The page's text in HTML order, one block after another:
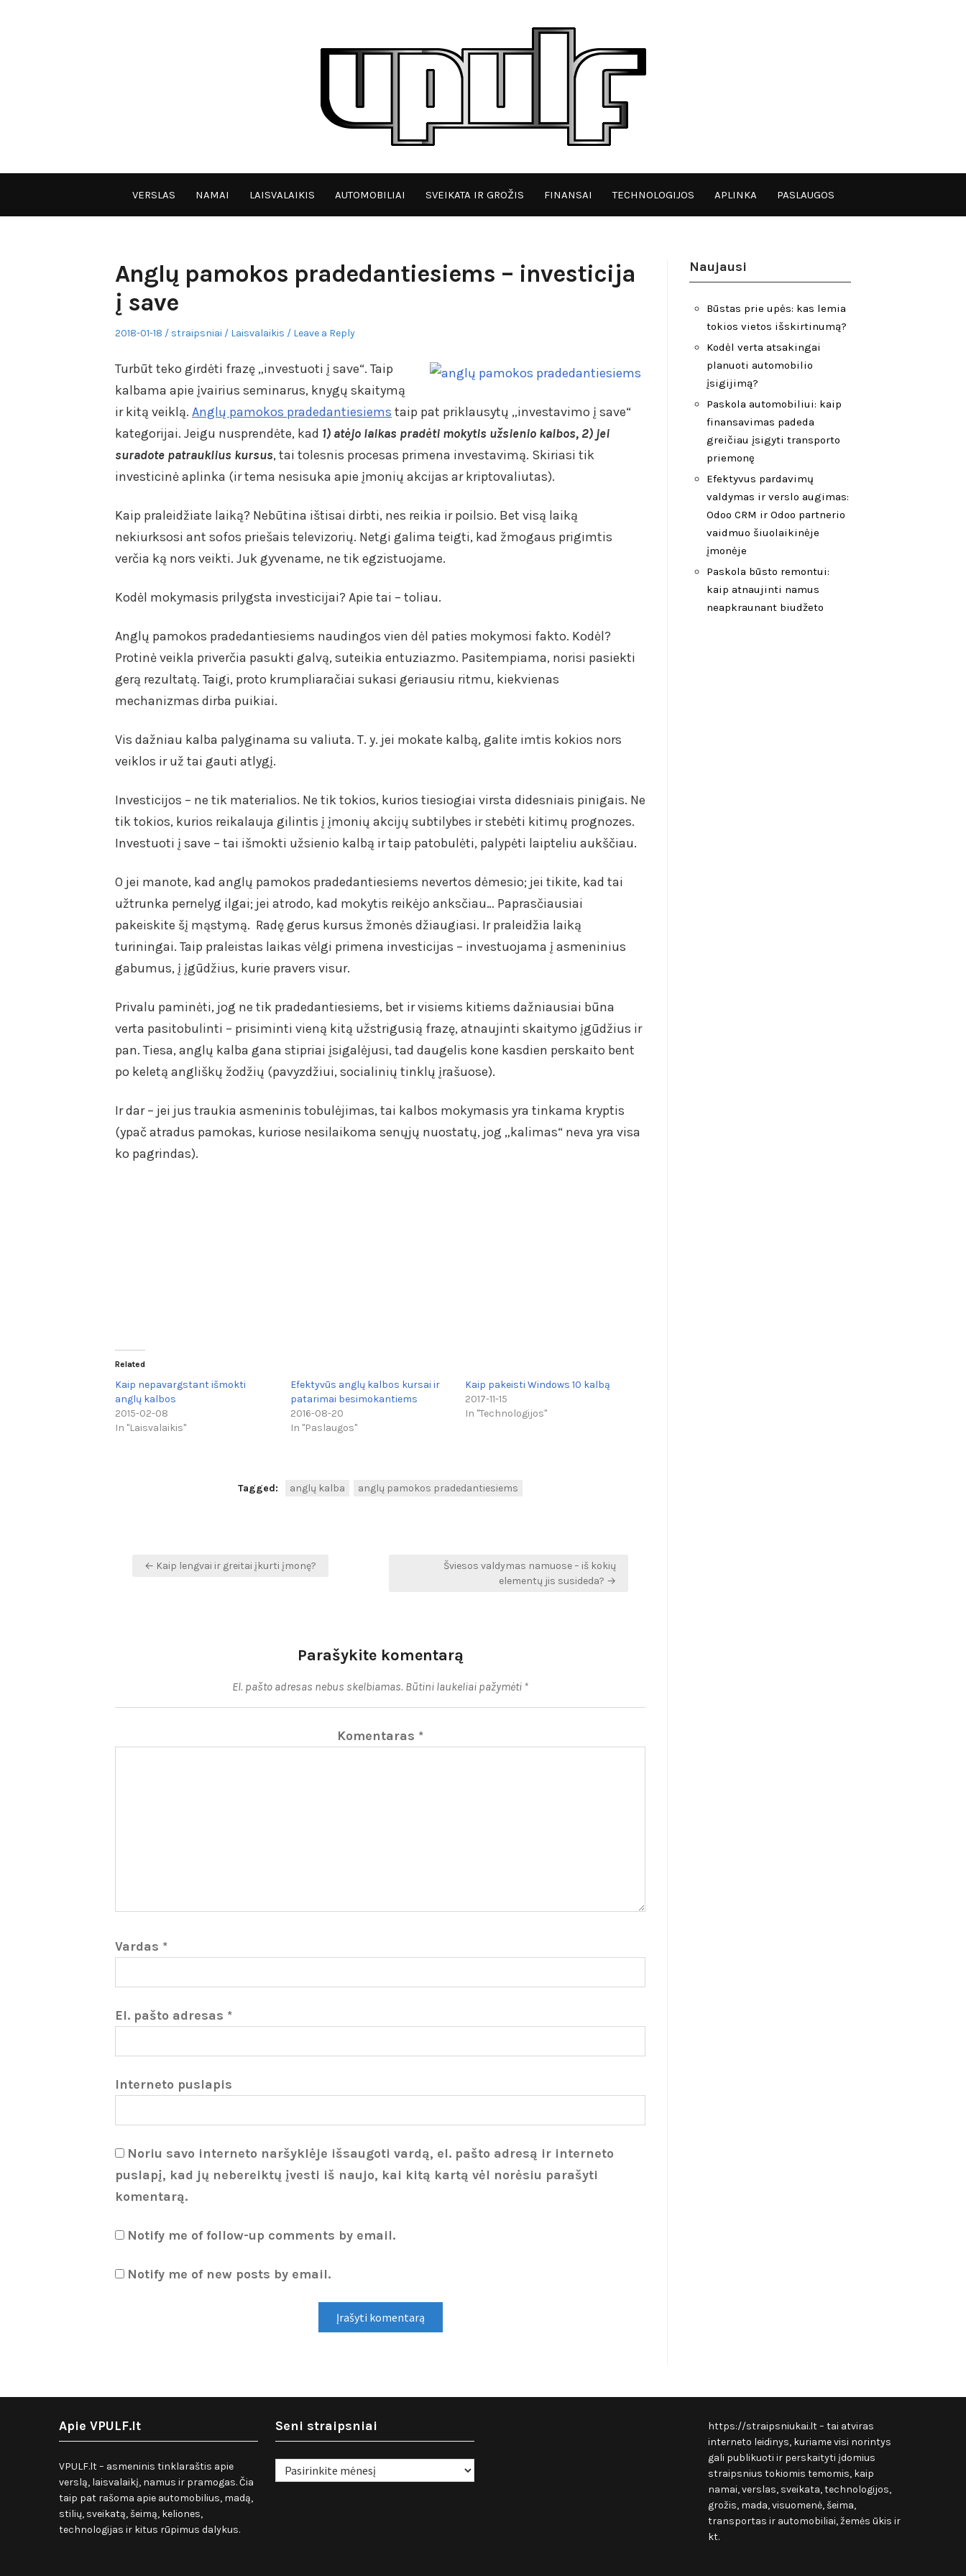
VPULF
VERSLAS NAMAI LAISVALAIKIS AUTOMOBILIAI SVEIKATA IR GROŽIS FINANSAI TECHNOLOGIJOS APLINKA PASLAUGOS
Anglų pamokos pradedantiesiems – investicija
į save
Posted
2018-01-18 Author
straipsniai
Posted
Laisvalaikis Leave a Reply
Turbūt teko girdėti frazę „investuoti į save“. Taip
kalbama apie įvairius seminarus, knygų skaitymą
ir kitą veiklą. Anglų pamokos pradedantiesiems taip pat priklausytų „investavimo į save“
kategorijai. Jeigu nusprendėte, kad 1) atėjo laikas pradėti mokytis užsienio kalbos, 2) jei
suradote patrauklius kursus, tai tolesnis procesas primena investavimą. Skiriasi tik
investicinė aplinka (ir tema nesisuka apie įmonių akcijas ar kriptovaliutas).
Kaip praleidžiate laiką? Nebūtina ištisai dirbti, nes reikia ir poilsio. Bet visą laiką
nekiurksosi ant sofos priešais televizorių. Netgi galima teigti, kad žmogaus prigimtis
verčia ką nors veikti. Juk gyvename, ne tik egzistuojame.
Kodėl mokymasis prilygsta investicijai? Apie tai – toliau.
Anglų pamokos pradedantiesiems naudingos vien dėl paties mokymosi fakto. Kodėl?
Protinė veikla priverčia pasukti galvą, suteikia entuziazmo. Pasitempiama, norisi pasiekti
gerą rezultatą. Taigi, proto krumpliaračiai sukasi geriausiu ritmu, kiekvienas
mechanizmas dirba puikiai.
Vis dažniau kalba palyginama su valiuta. T. y. jei mokate kalbą, galite imtis kokios nors
veiklos ir už tai gauti atlygį.
Investicijos – ne tik materialios. Ne tik tokios, kurios tiesiogiai virsta didesniais pinigais. Ne
tik tokios, kurios reikalauja gilintis į įmonių akcijų subtilybes ir stebėti kitimų prognozes.
Investuoti į save – tai išmokti užsienio kalbą ir taip patobulėti, palypėti laipteliu aukščiau.
O jei manote, kad anglų pamokos pradedantiesiems nevertos dėmesio; jei tikite, kad tai
užtrunka pernelyg ilgai; jei atrodo, kad mokytis reikėjo anksčiau… Paprasčiausiai
pakeiskite šį mąstymą. Radę gerus kursus žmonės džiaugiasi. Ir praleidžia laiką
turiningai. Taip praleistas laikas vėlgi primena investicijas – investuojama į asmeninius
gabumus, į įgūdžius, kurie pravers visur.
Privalu paminėti, jog ne tik pradedantiesiems, bet ir visiems kitiems dažniausiai būna
verta pasitobulinti – prisiminti vieną kitą užstrigusią frazę, atnaujinti skaitymo įgūdžius ir
pan. Tiesa, anglų kalba gana stipriai įsigalėjusi, tad daugelis kone kasdien perskaito bent
po keletą angliškų žodžių (pavyzdžiui, socialinių tinklų įrašuose).
Ir dar – jei jus traukia asmeninis tobulėjimas, tai kalbos mokymasis yra tinkama kryptis
(ypač atradus pamokas, kuriose nesilaikoma senųjų nuostatų, jog „kalimas“ neva yra visa
ko pagrindas).
Related
Kaip nepavargstant išmokti
anglų kalbos
2015-02-08
In "Laisvalaikis"
Efektyvūs anglų kalbos kursai ir
patarimai besimokantiems
2016-08-20
In "Paslaugos"
Kaip pakeisti Windows 10 kalbą
2017-11-15
In "Technologijos"
Tagged: anglų kalba anglų pamokos pradedantiesiems
Navigacija
← Kaip lengvai ir greitai įkurti įmonę?
Šviesos valdymas namuose – iš kokių
elementų jis susideda? →
Parašykite komentarą
El. pašto adresas nebus skelbiamas. Būtini laukeliai pažymėti *
Komentaras *
Vardas *
El. pašto adresas *
Interneto puslapis
Noriu savo interneto naršyklėje išsaugoti vardą, el. pašto adresą ir interneto
puslapį, kad jų nebereiktų įvesti iš naujo, kai kitą kartą vėl norėsiu parašyti
komentarą.
Notify me of follow-up comments by email.
Notify me of new posts by email.
Naujausi
Būstas prie upės: kas lemia
tokios vietos išskirtinumą?
Kodėl verta atsakingai
planuoti automobilio
įsigijimą?
Paskola automobiliui: kaip
finansavimas padeda
greičiau įsigyti transporto
priemonę
Efektyvus pardavimų
valdymas ir verslo augimas:
Odoo CRM ir Odoo partnerio
vaidmuo šiuolaikinėje
įmonėje
Paskola būsto remontui:
kaip atnaujinti namus
neapkraunant biudžeto
Apie VPULF.lt
VPULF.lt – asmeninis tinklaraštis apie
verslą, laisvalaikį, namus ir pramogas. Čia
taip pat rašoma apie automobilius, madą,
stilių, sveikatą, šeimą, keliones,
technologijas ir kitus rūpimus dalykus.
Seni straipsniai
Seni
straipsniai
https://straipsniukai.lt– tai atviras
interneto leidinys, kuriame visi norintys
gali publikuoti ir perskaityti įdomius
straipsnius tokiomis temomis, kaip
namai, verslas, sveikata, technologijos,
grožis, mada, visuomenė, šeima,
transportas ir automobiliai, žemės ūkis ir
kt.